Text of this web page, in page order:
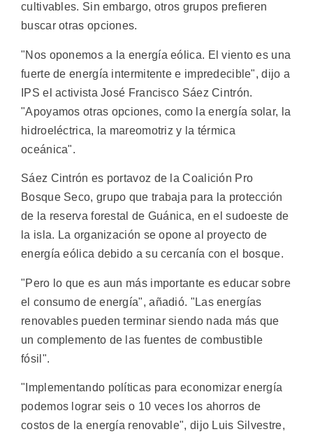
cultivables. Sin embargo, otros grupos prefieren
buscar otras opciones.
"Nos oponemos a la energía eólica. El viento es una
fuerte de energía intermitente e impredecible", dijo a
IPS el activista José Francisco Sáez Cintrón.
"Apoyamos otras opciones, como la energía solar, la
hidroeléctrica, la mareomotriz y la térmica
oceánica".
Sáez Cintrón es portavoz de la Coalición Pro
Bosque Seco, grupo que trabaja para la protección
de la reserva forestal de Guánica, en el sudoeste de
la isla. La organización se opone al proyecto de
energía eólica debido a su cercanía con el bosque.
"Pero lo que es aun más importante es educar sobre
el consumo de energía", añadió. "Las energías
renovables pueden terminar siendo nada más que
un complemento de las fuentes de combustible
fósil".
"Implementando políticas para economizar energía
podemos lograr seis o 10 veces los ahorros de
costos de la energía renovable", dijo Luis Silvestre,